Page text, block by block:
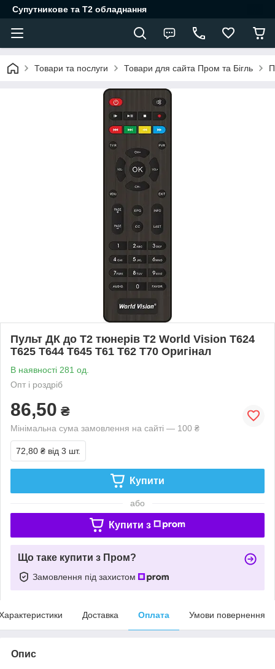
Супутникове та Т2 обладнання
Товари та послуги Товари для сайта Пром та Бігль
Пульт ДК до Т2 тюнерів T2 World Vision T624
T625 T644 T645 Т61 T62 T70 Оригінал
В наявності 281 од.
Опт і роздріб
86,50 ₴
Мінімальна сума замовлення на сайті — 100 ₴
72,80 ₴ від 3 шт.
Купити
або
Купити з
Що таке купити з Пром?
Замовлення під захистом
Доставка Оплата Умови повернення
Опис